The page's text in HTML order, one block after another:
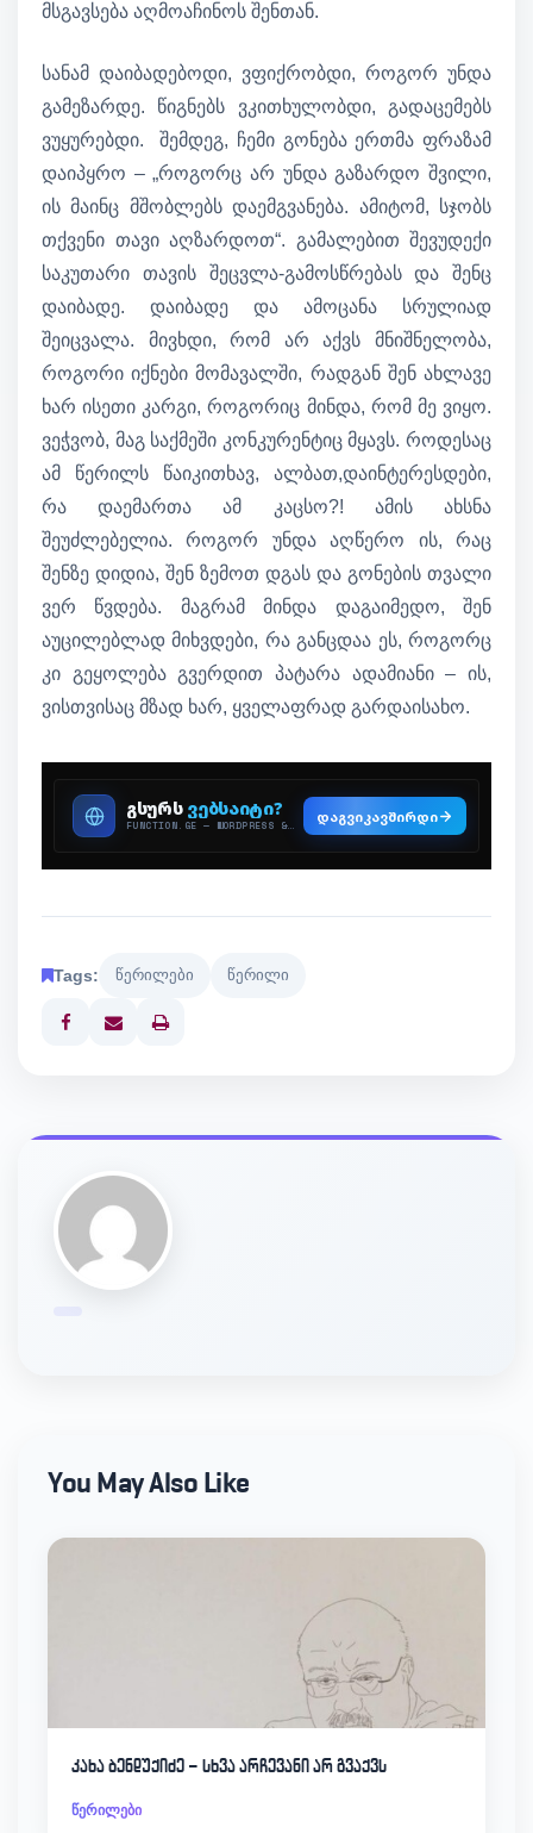
მსგავსება აღმოაჩინოს შენთან.
სანამ დაიბადებოდი, ვფიქრობდი, როგორ უნდა
გამეზარდე. წიგნებს ვკითხულობდი, გადაცემებს
ვუყურებდი. შემდეგ, ჩემი გონება ერთმა ფრაზამ
დაიპყრო – „როგორც არ უნდა გაზარდო შვილი,
ის მაინც მშობლებს დაემგვანება. ამიტომ, სჯობს
თქვენი თავი აღზარდოთ“. გამალებით შევუდექი
საკუთარი თავის შეცვლა-გამოსწრებას და შენც
დაიბადე. დაიბადე და ამოცანა სრულიად
შეიცვალა. მივხდი, რომ არ აქვს მნიშნელობა,
როგორი იქნები მომავალში, რადგან შენ ახლავე
ხარ ისეთი კარგი, როგორიც მინდა, რომ მე ვიყო.
ვეჭვობ, მაგ საქმეში კონკურენტიც მყავს. როდესაც
ამ წერილს წაიკითხავ, ალბათ,დაინტერესდები,
რა დაემართა ამ კაცსო?! ამის ახსნა
შეუძლებელია. როგორ უნდა აღწერო ის, რაც
შენზე დიდია, შენ ზემოთ დგას და გონების თვალი
ვერ წვდება. მაგრამ მინდა დაგაიმედო, შენ
აუცილებლად მიხვდები, რა განცდაა ეს, როგორც
კი გეყოლება გვერდით პატარა ადამიანი – ის,
ვისთვისაც მზად ხარ, ყველაფრად გარდაისახო.
Tags: წერილები წერილი
Print
You May Also Like
კახა ბენდუქიძე – სხვა არჩევანი არ გვაქვს
წერილები